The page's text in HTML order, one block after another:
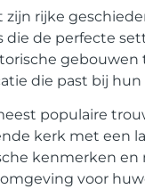
zijn rijke
die de perfecte
die past bij
populaire
kerk met een
kenmerken
voor